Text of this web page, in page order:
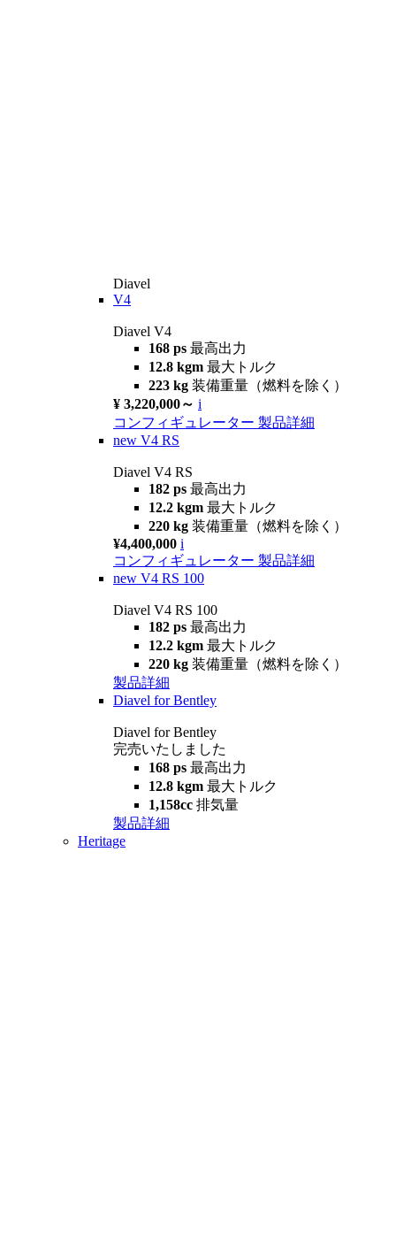
Diavel
V4
Diavel V4
168 ps 最高出力
12.8 kgm 最大トルク
223 kg 装備重量（燃料を除く）
¥ 3,220,000～ i
コンフィギュレーター 製品詳細
new V4 RS
Diavel V4 RS
182 ps 最高出力
12.2 kgm 最大トルク
220 kg 装備重量（燃料を除く）
¥4,400,000 i
コンフィギュレーター 製品詳細
new V4 RS 100
Diavel V4 RS 100
182 ps 最高出力
12.2 kgm 最大トルク
220 kg 装備重量（燃料を除く）
製品詳細
Diavel for Bentley
Diavel for Bentley
完売いたしました
168 ps 最高出力
12.8 kgm 最大トルク
1,158cc 排気量
製品詳細
Heritage